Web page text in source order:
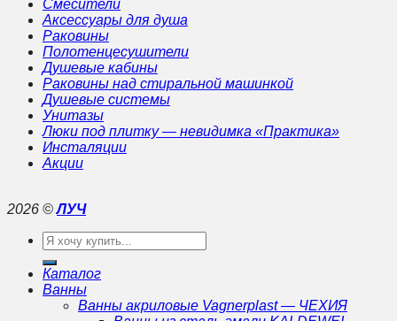
Смесители
Аксессуары для душа
Раковины
Полотенцесушители
Душевые кабины
Раковины над стиральной машинкой
Душевые системы
Унитазы
Люки под плитку — невидимка «Практика»
Инсталяции
Акции
2026 ©ЛУЧ
Искать:
Каталог
Ванны
Ванны акриловые Vagnerplast — ЧЕХИЯ